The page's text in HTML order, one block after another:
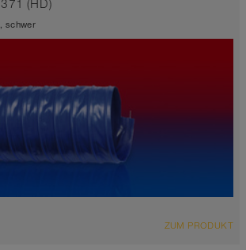
(HD)
schwer
ZUM PRODUKT